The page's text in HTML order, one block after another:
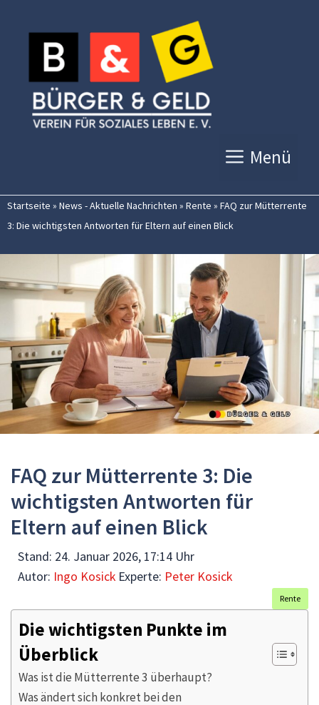
Inhalt
springen
Menü
Startseite » News - Aktuelle Nachrichten » Rente » FAQ zur Mütterrente
3: Die wichtigsten Antworten für Eltern auf einen Blick
FAQ zur Mütterrente 3: Die
wichtigsten Antworten für
Eltern auf einen Blick
Stand: 24. Januar 2026, 17:14 Uhr
Autor: Ingo Kosick Experte: Peter Kosick
Rente
Die wichtigsten Punkte im
Überblick
Was ist die Mütterrente 3 überhaupt?
Was ändert sich konkret bei den